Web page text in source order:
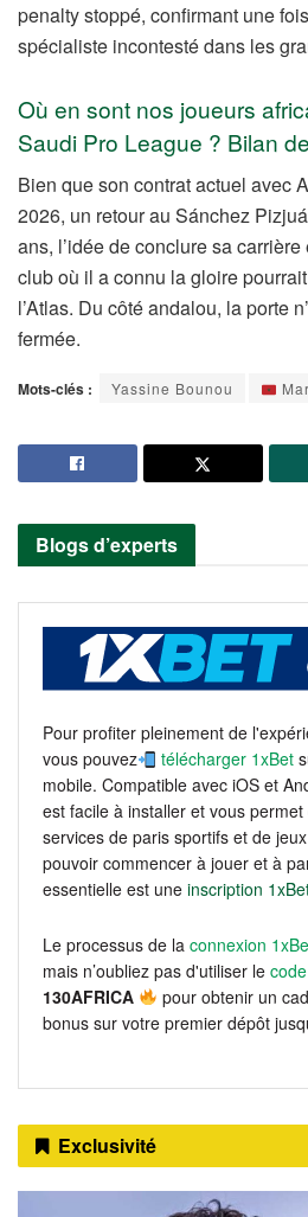
penalty stoppé, confirmant une
spécialiste incontesté dans les
Où en sont nos joueurs
Saudi Pro League ? Bilan
Bien que son contrat actuel avec
2026, un retour au Sánchez
ans, l’idée de conclure sa
club où il a connu la gloire
l’Atlas. Du côté andalou, la porte
fermée.
Mots-clés : Yassine Bounou
Blogs d’experts
Pour profiter pleinement de
vous pouvez
télécharger 1xBet
mobile. Compatible avec iOS et
est facile à installer et vous
services de paris sportifs et de
pouvoir commencer à jouer et à
essentielle est une inscription
Le processus de la connexion
mais n’oubliez pas d'utiliser le
130AFRICA
pour obtenir un
bonus sur votre premier dépôt
Exclusivité